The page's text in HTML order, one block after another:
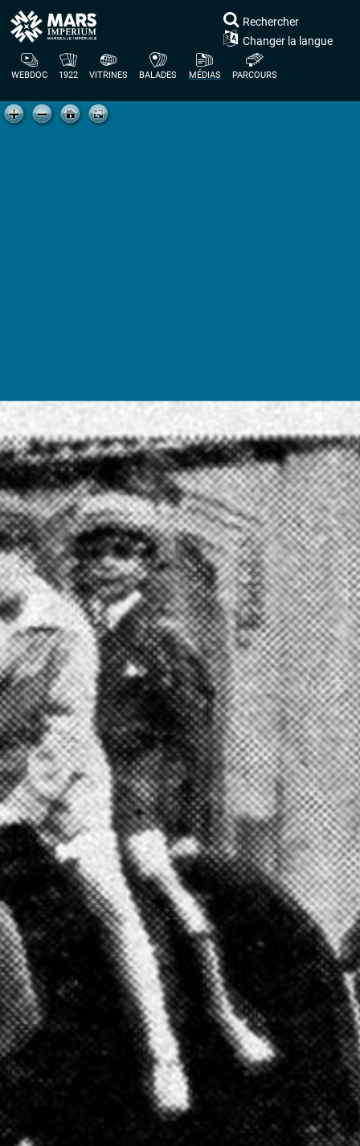
WEBDOC 1922 VITRINES BALADES MÉDIAS PARCOURS
Rechercher
Changer la langue